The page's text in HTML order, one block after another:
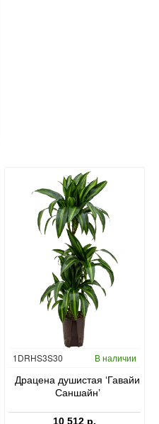
Гидропоника
1DRHS3S30 В наличии
Драцена душистая ‘Гавайи
Саншайн’
10 512 р.